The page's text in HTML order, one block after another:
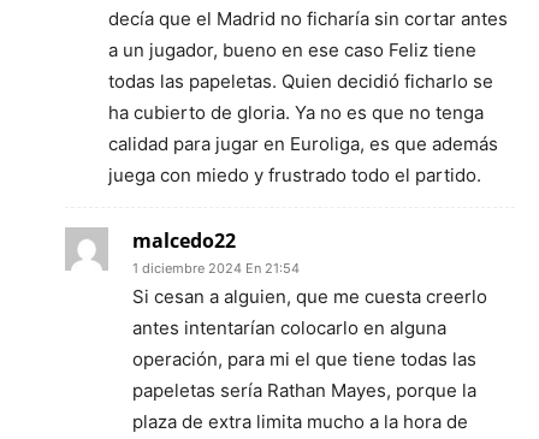
decía que el Madrid no ficharía sin cortar antes
a un jugador, bueno en ese caso Feliz tiene
todas las papeletas. Quien decidió ficharlo se
ha cubierto de gloria. Ya no es que no tenga
calidad para jugar en Euroliga, es que además
juega con miedo y frustrado todo el partido.
malcedo22
1 diciembre 2024 En 21:54
Si cesan a alguien, que me cuesta creerlo
antes intentarían colocarlo en alguna
operación, para mi el que tiene todas las
papeletas sería Rathan Mayes, porque la
plaza de extra limita mucho a la hora de